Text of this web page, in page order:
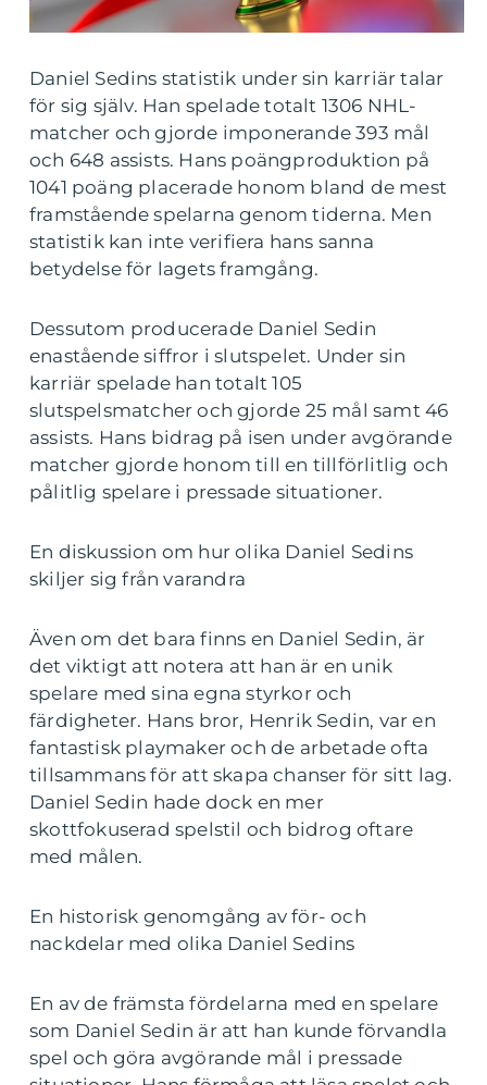
Daniel Sedins statistik under sin karriär talar
för sig själv. Han spelade totalt 1306 NHL-
matcher och gjorde imponerande 393 mål
och 648 assists. Hans poängproduktion på
1041 poäng placerade honom bland de mest
framstående spelarna genom tiderna. Men
statistik kan inte verifiera hans sanna
betydelse för lagets framgång.
Dessutom producerade Daniel Sedin
enastående siffror i slutspelet. Under sin
karriär spelade han totalt 105
slutspelsmatcher och gjorde 25 mål samt 46
assists. Hans bidrag på isen under avgörande
matcher gjorde honom till en tillförlitlig och
pålitlig spelare i pressade situationer.
En diskussion om hur olika Daniel Sedins
skiljer sig från varandra
Även om det bara finns en Daniel Sedin, är
det viktigt att notera att han är en unik
spelare med sina egna styrkor och
färdigheter. Hans bror, Henrik Sedin, var en
fantastisk playmaker och de arbetade ofta
tillsammans för att skapa chanser för sitt lag.
Daniel Sedin hade dock en mer
skottfokuserad spelstil och bidrog oftare
med målen.
En historisk genomgång av för- och
nackdelar med olika Daniel Sedins
En av de främsta fördelarna med en spelare
som Daniel Sedin är att han kunde förvandla
spel och göra avgörande mål i pressade